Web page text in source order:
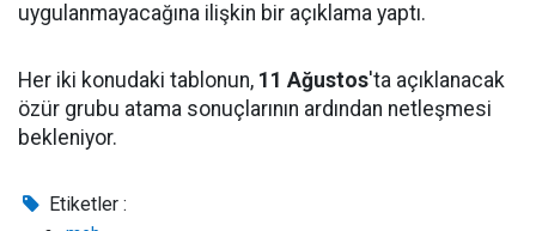
uygulanmayacağına ilişkin bir açıklama yaptı.
Her iki konudaki tablonun, 11 Ağustos'ta açıklanacak
özür grubu atama sonuçlarının ardından netleşmesi
bekleniyor.
Etiketler :